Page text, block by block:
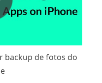
backup de fotos do